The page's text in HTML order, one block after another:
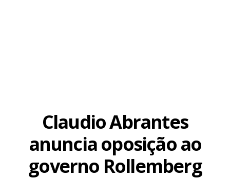
Claudio Abrantes
anuncia oposição ao
governo Rollemberg